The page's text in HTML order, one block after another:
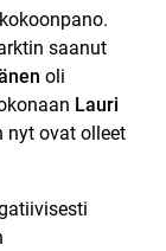
saanut
oli
Lauri
nyt ovat olleet